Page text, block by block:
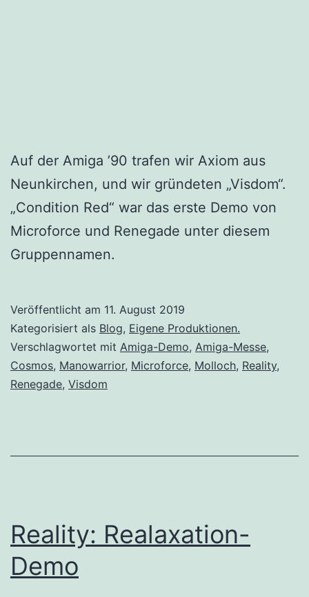
Auf der Amiga ’90 trafen wir Axiom aus
Neunkirchen, und wir gründeten „Visdom“.
„Condition Red“ war das erste Demo von
Microforce und Renegade unter diesem
Gruppennamen.
Veröffentlicht am 11. August 2019
Kategorisiert als Blog, Eigene Produktionen.
Verschlagwortet mit Amiga-Demo, Amiga-Messe,
Cosmos, Manowarrior, Microforce, Molloch, Reality,
Renegade, Visdom
Reality: Realaxation-
Demo